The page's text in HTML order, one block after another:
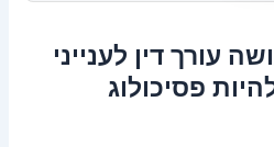
עורך דין לענייני
פסיכולוג